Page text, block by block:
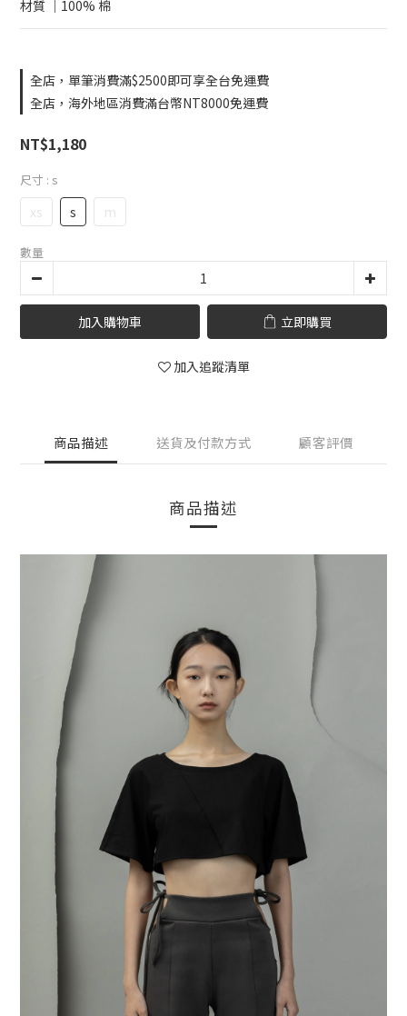
材質 ｜100% 棉
全店，單筆消費滿$2500即可享全台免運費
全店，海外地區消費滿台幣NT8000免運費
NT$1,180
尺寸 : s
xs s m
數量
加入購物車 立即購買
加入追蹤清單
商品描述 送貨及付款方式 顧客評價
商品描述